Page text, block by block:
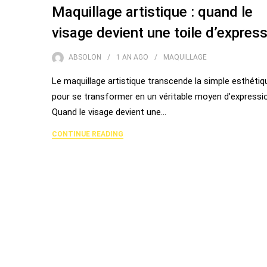
Maquillage artistique : quand le
visage devient une toile
ABSOLON 1 AN AGO MAQUILLAGE
Le maquillage artistique transcende la simple
pour se transformer en un véritable moyen
Quand le visage devient une…
CONTINUE READING